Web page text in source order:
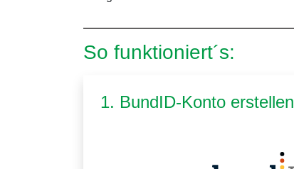
So funktioniert´s:
1. BundID-Konto erstellen